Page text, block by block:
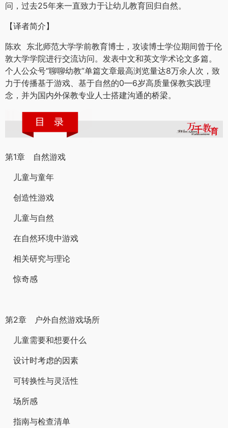
问，过去25年来一直致力于让幼儿教育回归自然。
【译者简介】
陈欢 东北师范大学学前教育博士，攻读博士学位期间曾于伦
敦大学学院进行交流访问。发表中文和英文学术论文多篇。
个人公众号“聊聊幼教”单篇文章最高浏览量达8万余人次，致
力于传播基于游戏、基于自然的0—6岁高质量保教实践理
念，并为国内外保教专业人士搭建沟通的桥梁。
第1章 自然游戏
儿童与童年
创造性游戏
儿童与自然
在自然环境中游戏
相关研究与理论
惊奇感
第2章 户外自然游戏场所
儿童需要和想要什么
设计时考虑的因素
可转换性与灵活性
场所感
指南与检查清单